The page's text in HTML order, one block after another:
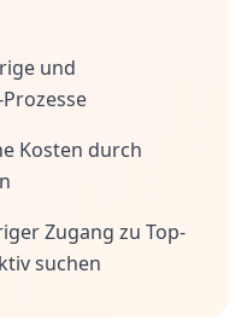
und
Kosten durch
Zugang zu Top-
suchen